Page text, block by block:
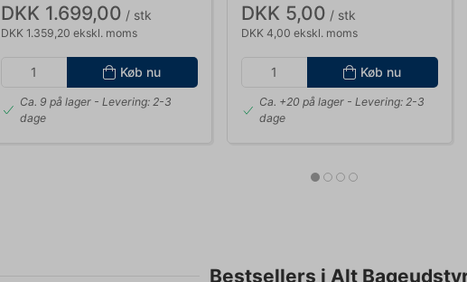
DKK 1.699,00 / stk
DKK 1.359,20 ekskl. moms
Køb nu
Ca. 9 på lager- Levering: 2-3
dage
DKK 5,00 / stk
DKK 4,00 ekskl. moms
Køb nu
Ca. +20 på lager- Levering: 2-3
dage
Bestsellers i Alt